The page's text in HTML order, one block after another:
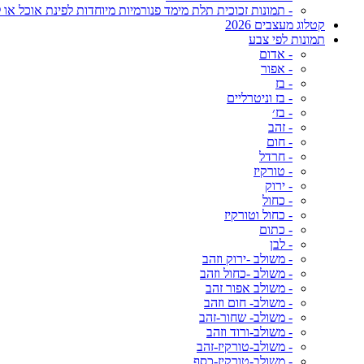
- תמונות זכוכית תלת מימד פנורמיות מיוחדות לפינת אוכל או
קטלוג מעצבים 2026
תמונות לפי צבע
- אדום
- אפור
- בז
- בז וניטרליים
- בז׳
- זהב
- חום
- חרדל
- טורקיז
- ירוק
- כחול
- כחול וטורקיז
- כתום
- לבן
- משולב -ירוק וזהב
- משולב -כחול וזהב
- משולב אפור זהב
- משולב- חום וזהב
- משולב- שחור-זהב
- משולב-ורוד וזהב
- משולב-טורקיז-זהב
- משולב-טורקיז-כסף